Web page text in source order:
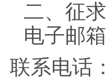
二、征
电子邮箱
联系电话：